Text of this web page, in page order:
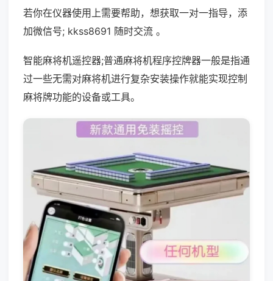
若你在仪器使用上需要帮助，想获取一对一指导，添
加微信号; kkss8691 随时交流 。
智能麻将机遥控器;普通麻将机程序控牌器一般是指通
过一些无需对麻将机进行复杂安装操作就能实现控制
麻将牌功能的设备或工具。